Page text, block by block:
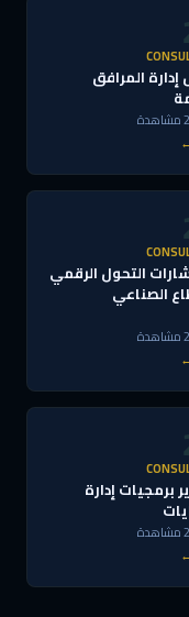
إدارة المرافق
التحول الرقمي
الصناعي
برمجيات إدارة